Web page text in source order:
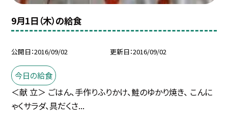
9月1日（木）の給食
公開日 2016/09/02 更新日 2016/09/02
今日の給食
＜献 立＞ ごはん、手作りふりかけ、鮭のゆかり焼き、 こんに
ゃくサラダ、具だくさ...